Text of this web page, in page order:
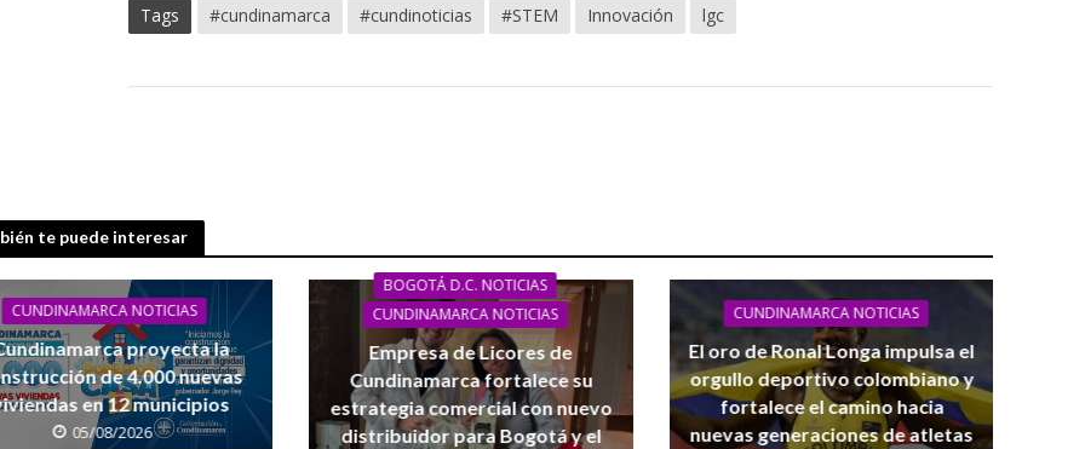
Tags #cundinamarca #cundinoticias #STEM Innovación lgc
te puede interesar
CUNDINAMARCA NOTICIAS
proyecta la
de 4.000 nuevas
en 12 municipios
05/08/2026
BOGOTÁ D.C. NOTICIAS
CUNDINAMARCA NOTICIAS
Empresa de Licores de
Cundinamarca fortalece su
estrategia comercial con nuevo
distribuidor para Bogotá y el
CUNDINAMARCA NOTICIAS
El oro de Ronal Longa impulsa el
orgullo deportivo colombiano y
fortalece el camino hacia
nuevas generaciones de atletas